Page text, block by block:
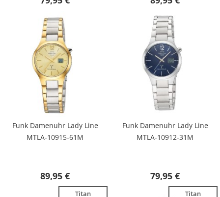
Funk Damenuhr Lady Line
MTLA-10915-61M
89,95 €
Funk Damenuhr Lady Line
MTLA-10912-31M
79,95 €
Titan Titan